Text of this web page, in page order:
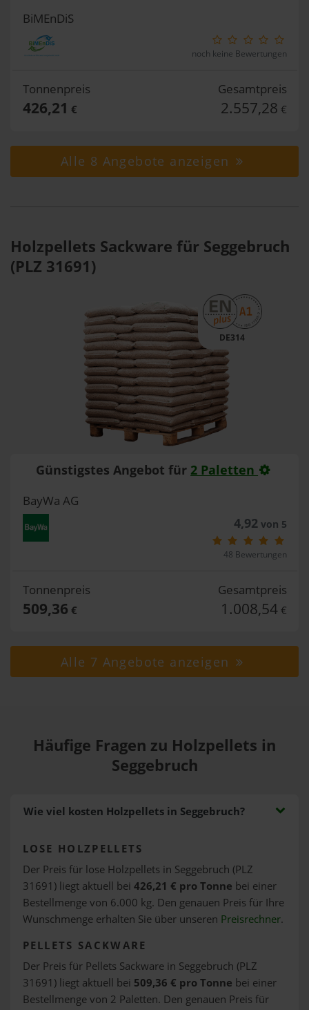
BiMEnDiS
noch keine Bewertungen
Tonnenpreis
426,21 €
Gesamtpreis
2.557,28 €
Alle 8 Angebote anzeigen
Holzpellets Sackware für Seggebruch
(PLZ 31691)
DE314
Günstigstes Angebot für 2 Paletten
BayWa AG
4,92von 5
48 Bewertungen
Tonnenpreis
509,36 €
Gesamtpreis
1.008,54 €
Alle 7 Angebote anzeigen
Häufige Fragen zu Holzpellets in
Seggebruch
Wie viel kosten Holzpellets in Seggebruch?
LOSE HOLZPELLETS
Der Preis für lose Holzpellets in Seggebruch (PLZ
31691) liegt aktuell bei 426,21 € pro Tonne bei einer
Bestellmenge von 6.000 kg. Den genauen Preis für Ihre
Wunschmenge erhalten Sie über unseren Preisrechner.
PELLETS SACKWARE
Der Preis für Pellets Sackware in Seggebruch (PLZ
31691) liegt aktuell bei 509,36 € pro Tonne bei einer
Bestellmenge von 2 Paletten. Den genauen Preis für